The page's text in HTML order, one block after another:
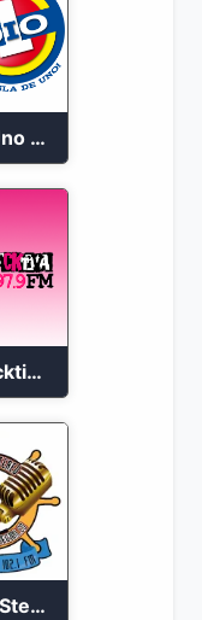
Radio Uno Cucuta 91.7 FM
Radioacktiva en vivo 97.9 FM
Marina Stereo 102.1 FM